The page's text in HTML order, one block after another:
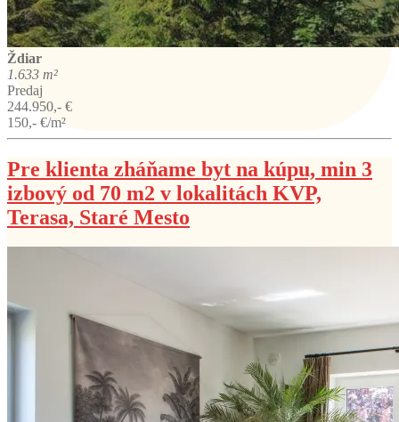
Ždiar
1.633 m²
Predaj
244.950,- €
150,- €/m²
Pre klienta zháňame byt na kúpu, min 3
izbový od 70 m2 v lokalitách KVP,
Terasa, Staré Mesto